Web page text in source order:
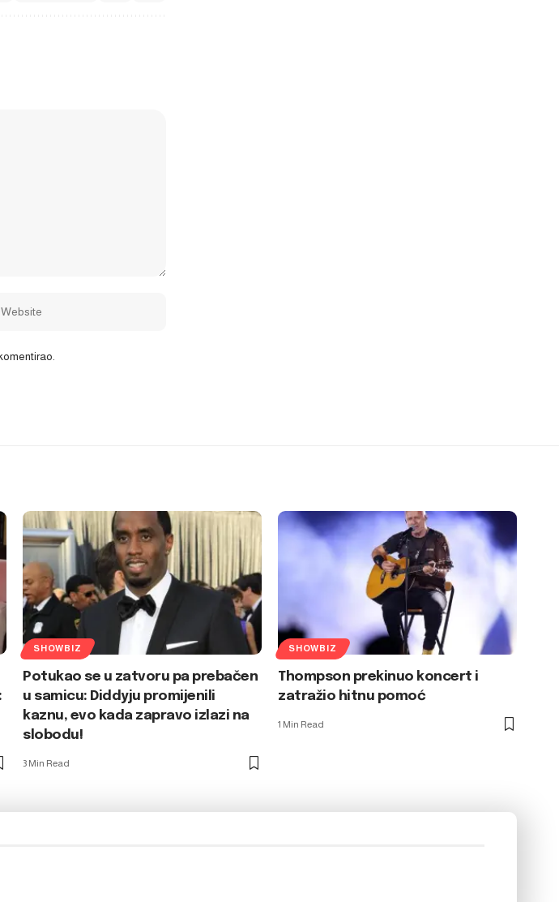
SHOWBIZ
Potukao se u zatvoru pa prebačen
u samicu: Diddyju promijenili
kaznu, evo kada zapravo izlazi na
slobodu!
3 Min Read
SHOWBIZ
Thompson prekinuo koncert i
zatražio hitnu pomoć
1 Min Read